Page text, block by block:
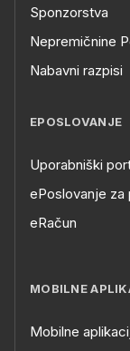
Sponzorstva
Nepremičnine
Nabavni razpisi
EPOSLOVANJE
Uporabniški
ePoslovanje za
eRačun
MOBILNE
Mobilne